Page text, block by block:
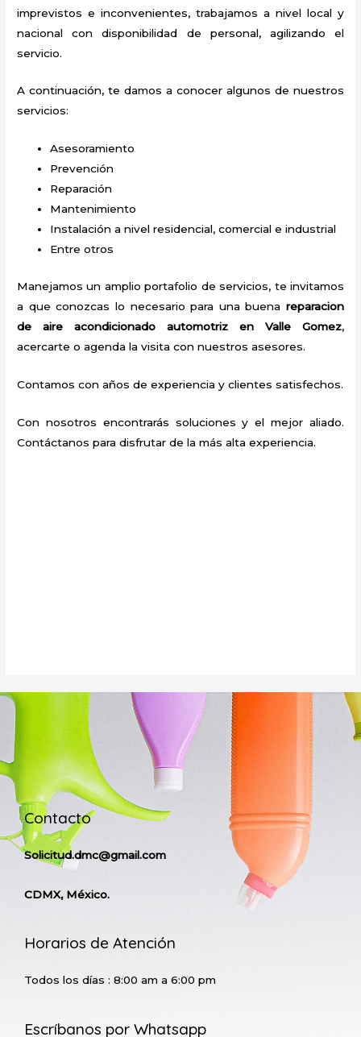
imprevistos e inconvenientes, trabajamos a nivel local y
nacional con disponibilidad de personal, agilizando el
servicio.
A continuación, te damos a conocer algunos de nuestros
servicios:
Asesoramiento
Prevención
Reparación
Mantenimiento
Instalación a nivel residencial, comercial e industrial
Entre otros
Manejamos un amplio portafolio de servicios, te invitamos
a que conozcas lo necesario para una buena reparacion
de aire acondicionado automotriz en Valle Gomez,
acercarte o agenda la visita con nuestros asesores.
Contamos con años de experiencia y clientes satisfechos.
Con nosotros encontrarás soluciones y el mejor aliado.
Contáctanos para disfrutar de la más alta experiencia.
Contacto
Solicitud.dmc@gmail.com
CDMX, México.
Horarios de Atención
Todos los días : 8:00 am a 6:00 pm
Escríbanos por Whatsapp